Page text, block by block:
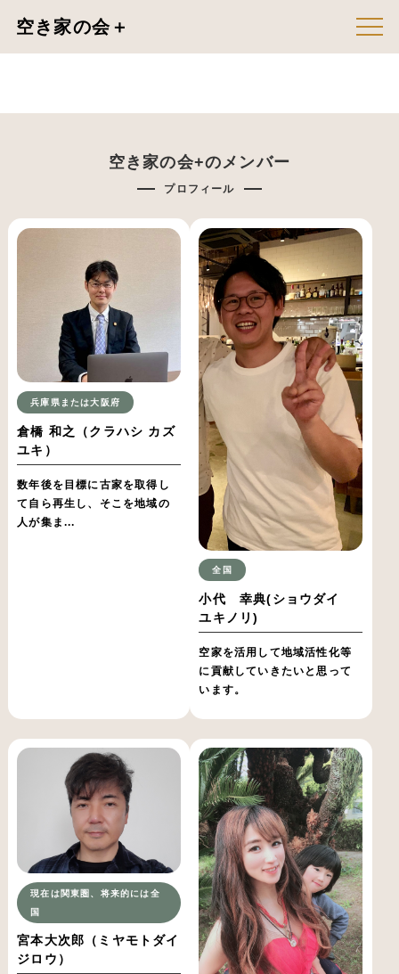
空き家の会＋
空き家の会+のメンバー
プロフィール
兵庫県または大阪府
倉橋 和之（クラハシ カズ
ユキ）
数年後を目標に古家を取得し
て自ら再生し、そこを地域の
人が集ま...
全国
小代 幸典(ショウダイ
ユキノリ)
空家を活用して地域活性化等
に貢献していきたいと思って
います。
現在は関東圏、将来的には全
国
宮本大次郎（ミヤモトダイ
ジロウ）